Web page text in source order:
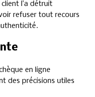
l’a détruit
refuser tout recours
en ligne
des précisions utiles